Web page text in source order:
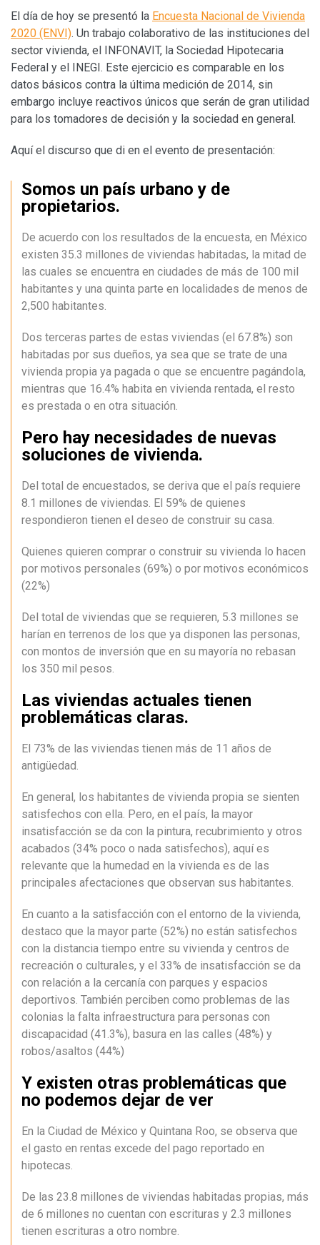
El día de hoy se presentó la Encuesta Nacional de Vivienda
2020 (ENVI). Un trabajo colaborativo de las instituciones del
sector vivienda, el INFONAVIT, la Sociedad Hipotecaria
Federal y el INEGI. Este ejercicio es comparable en los
datos básicos contra la última medición de 2014, sin
embargo incluye reactivos únicos que serán de gran utilidad
para los tomadores de decisión y la sociedad en general.
Aquí el discurso que di en el evento de presentación:
Somos un país urbano y de
propietarios.
De acuerdo con los resultados de la encuesta, en México
existen 35.3 millones de viviendas habitadas, la mitad de
las cuales se encuentra en ciudades de más de 100 mil
habitantes y una quinta parte en localidades de menos de
2,500 habitantes.
Dos terceras partes de estas viviendas (el 67.8%) son
habitadas por sus dueños, ya sea que se trate de una
vivienda propia ya pagada o que se encuentre pagándola,
mientras que 16.4% habita en vivienda rentada, el resto
es prestada o en otra situación.
Pero hay necesidades de nuevas
soluciones de vivienda.
Del total de encuestados, se deriva que el país requiere
8.1 millones de viviendas. El 59% de quienes
respondieron tienen el deseo de construir su casa.
Quienes quieren comprar o construir su vivienda lo hacen
por motivos personales (69%) o por motivos económicos
(22%)
Del total de viviendas que se requieren, 5.3 millones se
harían en terrenos de los que ya disponen las personas,
con montos de inversión que en su mayoría no rebasan
los 350 mil pesos.
Las viviendas actuales tienen
problemáticas claras.
El 73% de las viviendas tienen más de 11 años de
antigüedad.
En general, los habitantes de vivienda propia se sienten
satisfechos con ella. Pero, en el país, la mayor
insatisfacción se da con la pintura, recubrimiento y otros
acabados (34% poco o nada satisfechos), aquí es
relevante que la humedad en la vivienda es de las
principales afectaciones que observan sus habitantes.
En cuanto a la satisfacción con el entorno de la vivienda,
destaco que la mayor parte (52%) no están satisfechos
con la distancia tiempo entre su vivienda y centros de
recreación o culturales, y el 33% de insatisfacción se da
con relación a la cercanía con parques y espacios
deportivos. También perciben como problemas de las
colonias la falta infraestructura para personas con
discapacidad (41.3%), basura en las calles (48%) y
robos/asaltos (44%)
Y existen otras problemáticas que
no podemos dejar de ver
En la Ciudad de México y Quintana Roo, se observa que
el gasto en rentas excede del pago reportado en
hipotecas.
De las 23.8 millones de viviendas habitadas propias, más
de 6 millones no cuentan con escrituras y 2.3 millones
tienen escrituras a otro nombre.